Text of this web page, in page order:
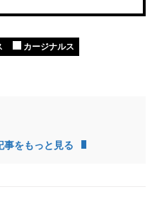
カージナルス
事をもっと見る